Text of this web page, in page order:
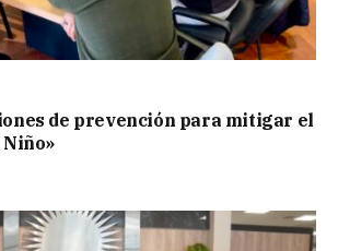
de prevención para mitigar el